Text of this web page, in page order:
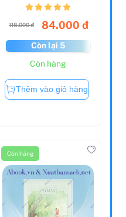
118.000 đ 84.000 đ
Còn lại 5
Còn hàng
Thêm vào giỏ hàng
Còn hàng